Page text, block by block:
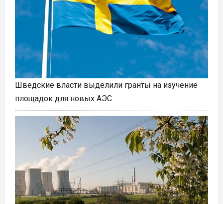
Шведские власти выделили гранты на изучение
площадок для новых АЭС